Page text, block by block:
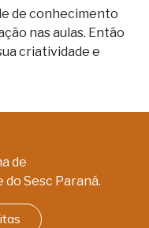
de conhecimento
nas aulas. Então
criatividade e
de
Sesc Paraná.